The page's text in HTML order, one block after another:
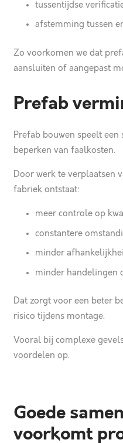
tussentijdse
afstemming tussen
Zo voorkomen we dat
aansluiten of aangepast
Prefab
Prefab bouwen speelt
beperken van faalkosten.
Door werk te verplaatsen
fabriek ontstaat:
meer controle op
constantere
minder
minder handelingen
Dat zorgt voor een beter
risico tijdens montage.
Vooral bij complexe
voordelen op.
Goede
voorkomt